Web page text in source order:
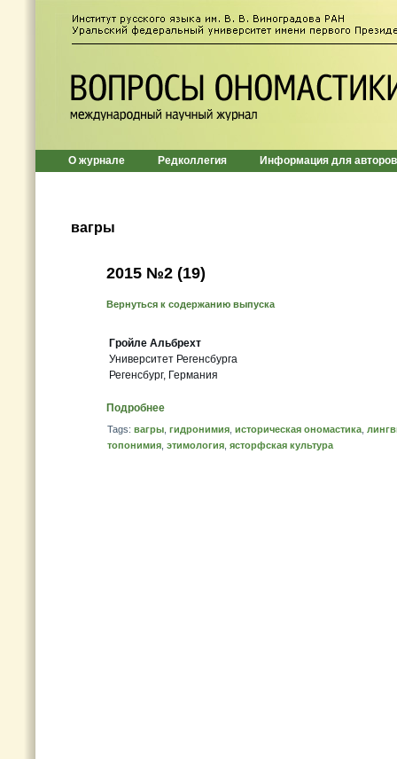
О журнале Редколлегия Информация для авторов
вагры
2015 №2 (19)
Вернуться к содержанию выпуска
Гройле Альбрехт
Университет Регенсбурга
Регенсбург, Германия
Подробнее
Tags: вагры гидронимия историческая ономастика
топонимия этимология ясторфская культура